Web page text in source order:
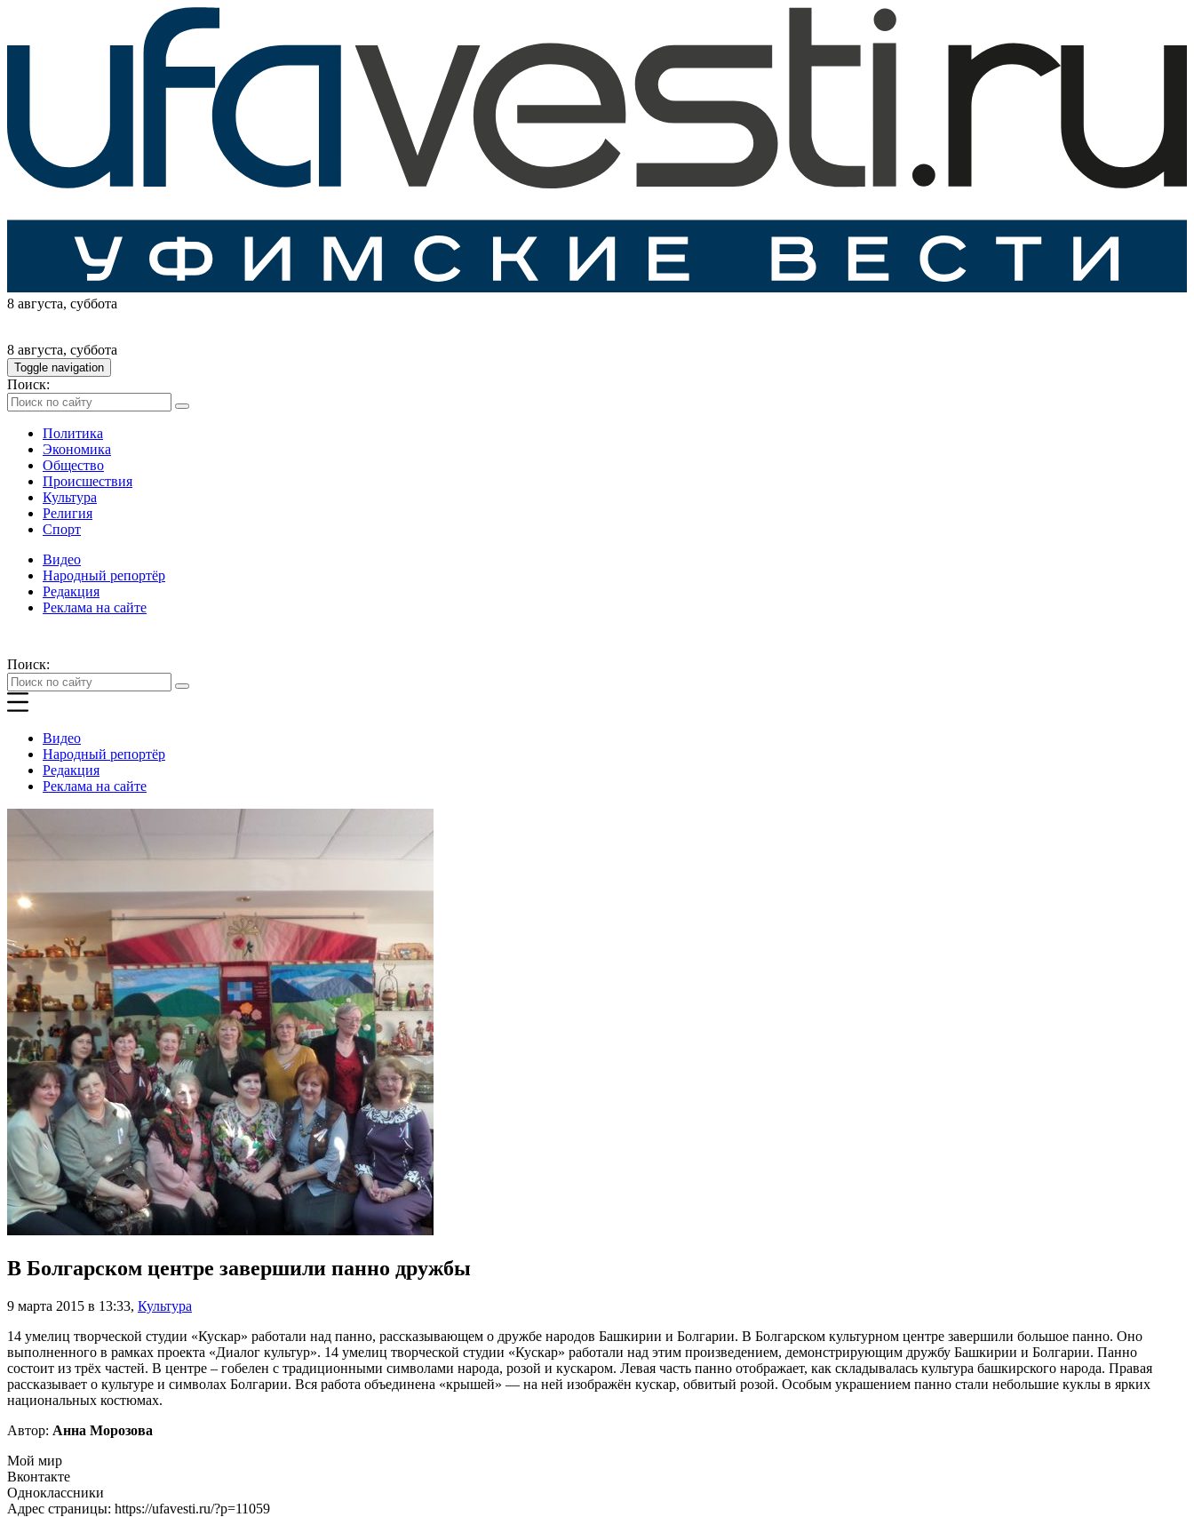
8 августа, суббота
8 августа, суббота
Toggle navigation
Поиск:
Политика
Экономика
Общество
Происшествия
Культура
Религия
Спорт
Видео
Народный репортёр
Редакция
Реклама на сайте
Поиск:
Видео
Народный репортёр
Редакция
Реклама на сайте
В Болгарском центре завершили панно дружбы
9 марта 2015 в 13:33, Культура
14 умелиц творческой студии «Кускар» работали над панно, рассказывающем о дружбе народов Башкирии и Болгарии. В Болгарском культурном центре завершили большое панно. Оно
выполненного в рамках проекта «Диалог культур». 14 умелиц творческой студии «Кускар» работали над этим произведением, демонстрирующим дружбу Башкирии и Болгарии. Панно
состоит из трёх частей. В центре – гобелен с традиционными символами народа, розой и кускаром. Левая часть панно отображает, как складывалась культура башкирского народа. Правая
рассказывает о культуре и символах Болгарии. Вся работа объединена «крышей» — на ней изображён кускар, обвитый розой. Особым украшением панно стали небольшие куклы в ярких
национальных костюмах.
Автор: Анна Морозова
Мой мир
Вконтакте
Одноклассники
Адрес страницы: https://ufavesti.ru/?p=11059